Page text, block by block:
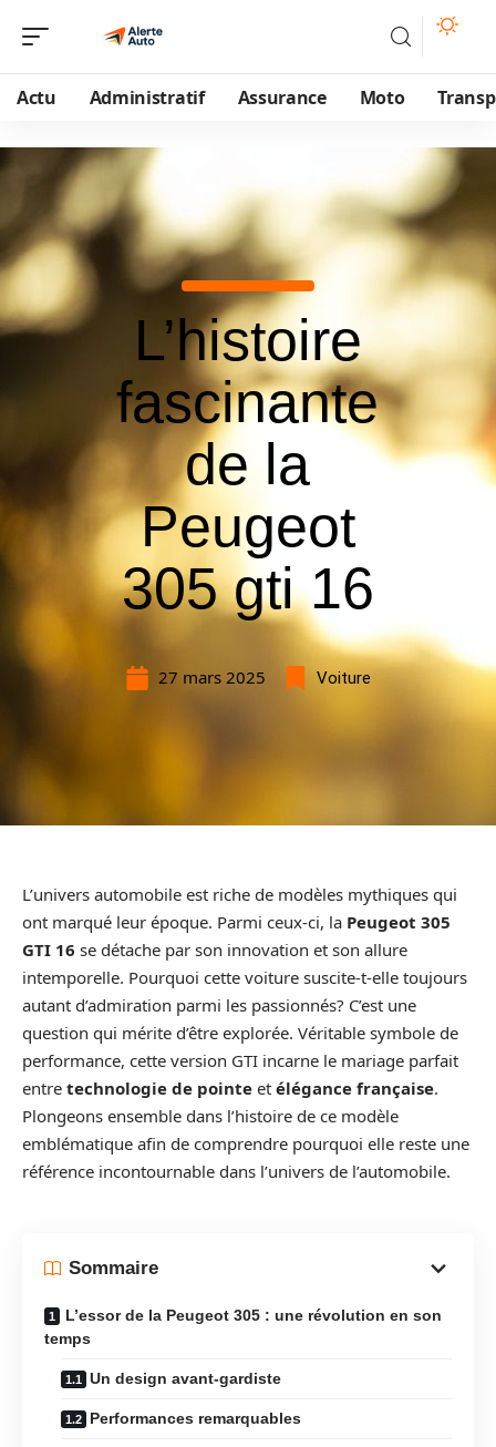
Actu Administratif Assurance Moto
L’histoire
fascinante
de la
Peugeot
305 gti 16
27 mars 2025 Voiture
L’univers automobile est riche de modèles mythiques qui
ont marqué leur époque. Parmi ceux-ci, la Peugeot 305
GTI 16 se détache par son innovation et son allure
intemporelle. Pourquoi cette voiture suscite-t-elle toujours
autant d’admiration parmi les passionnés? C’est une
question qui mérite d’être explorée. Véritable symbole de
performance, cette version GTI incarne le mariage parfait
entre technologie de pointe et élégance française.
Plongeons ensemble dans l’histoire de ce modèle
emblématique afin de comprendre pourquoi elle reste une
référence incontournable dans l’univers de l’automobile.
Sommaire
L’essor de la Peugeot 305 : une révolution en son
temps
Un design avant-gardiste
Performances remarquables